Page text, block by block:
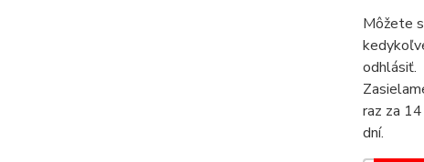
Môžete
odhlásiť.
raz za 14
dní.